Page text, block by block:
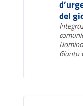
del
Giunta